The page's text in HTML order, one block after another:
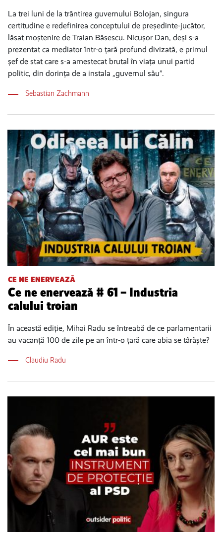
La trei luni de la trântirea guvernului Bolojan, singura
certitudine e redefinirea conceptului de președinte-jucător,
lăsat moștenire de Traian Băsescu. Nicușor Dan, deși s-a
prezentat ca mediator într-o țară profund divizată, e primul
șef de stat care s-a amestecat brutal în viața unui partid
politic, din dorința de a instala „guvernul său”.
Sebastian Zachmann
CE NE ENERVEAZĂ
Ce ne enervează # 61 – Industria
calului troian
În această ediție, Mihai Radu se întreabă de ce parlamentarii
au vacanță 100 de zile pe an într-o țară care abia se târăște?
Claudiu Radu